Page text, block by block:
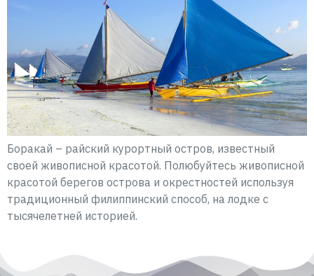
Боракай – райский курортный остров, известный
своей живописной красотой. Полюбуйтесь живописной
красотой берегов острова и окрестностей используя
традиционный филиппинский способ, на лодке с
тысячелетней историей.